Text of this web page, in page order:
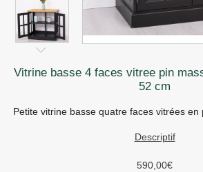
vitrine basse 4 faces vitree pin massif noir 91.5 x 90 x
52 cm
Petite vitrine basse quatre faces vitrées en
Descriptif
590,00€